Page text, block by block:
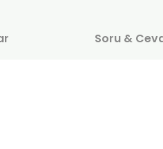
Soru &